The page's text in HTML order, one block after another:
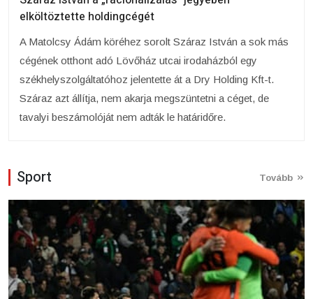
elköltöztette holdingcégét
A Matolcsy Ádám köréhez sorolt Száraz István a sok más
cégének otthont adó Lövőház utcai irodaházból egy
székhelyszolgáltatóhoz jelentette át a Dry Holding Kft-t.
Száraz azt állítja, nem akarja megszüntetni a céget, de
tavalyi beszámolóját nem adták le határidőre.
Sport Tovább